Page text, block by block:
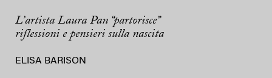
L’artista Laura Pan “partorisce”
riflessioni e pensieri sulla nascita
ELISA BARISON